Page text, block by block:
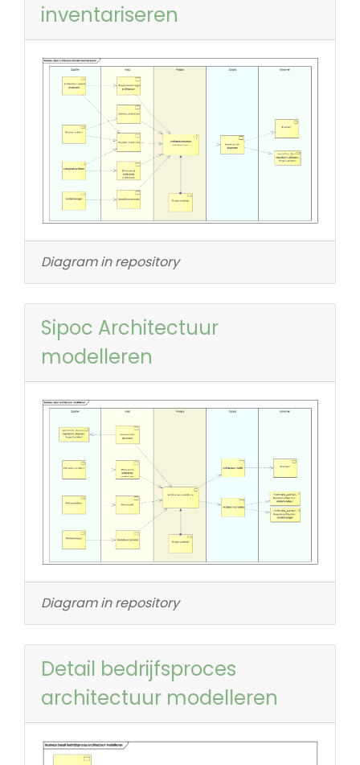
inventariseren
Diagram in repository
Sipoc Architectuur
modelleren
Diagram in repository
Detail bedrijfsproces
architectuur modelleren